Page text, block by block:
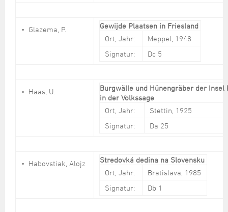
Glazema, P.
Gewijde Plaatsen in Friesland
Ort, Jahr:
Meppel, 1948
Signatur:
Dc 5
Haas, U.
Burgwälle und Hünengräber der Insel
in der Volkssage
Ort, Jahr:
Stettin, 1925
Signatur:
Da 25
Habovstiak, Alojz
Stredovká dedina na Slovensku
Ort, Jahr:
Bratislava, 1985
Signatur:
Db 1